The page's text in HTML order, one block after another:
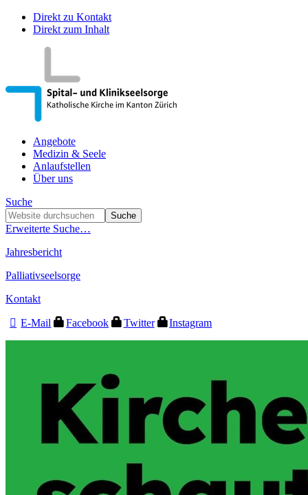
Direkt zu Kontakt
Direkt zum Inhalt
Angebote
Medizin & Seele
Anlaufstellen
Über uns
Suche
Erweiterte Suche…
Jahresbericht
Palliativseelsorge
Kontakt
E-Mail Facebook Twitter Instagram